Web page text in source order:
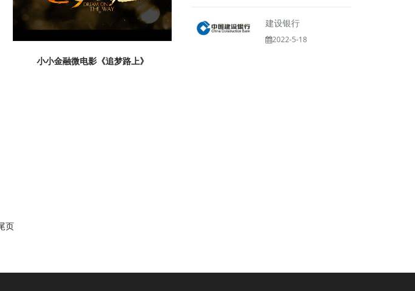
小小金融微电影《追梦路上》
页
建设银行
2022-5-18